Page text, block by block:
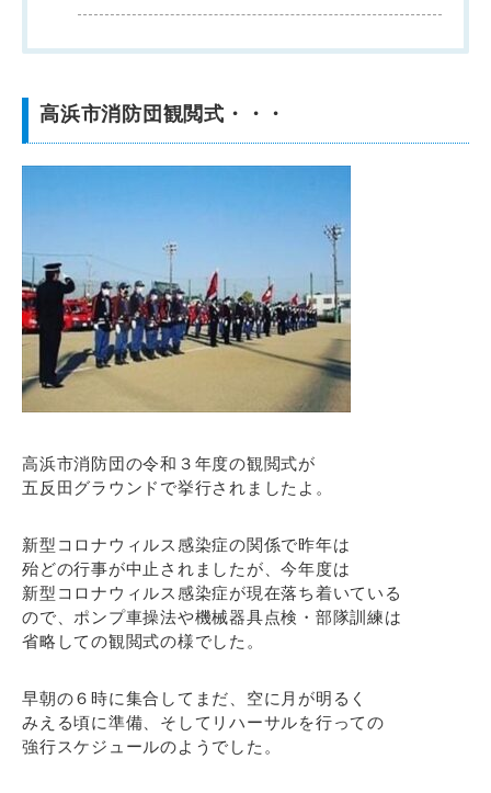
高浜市消防団観閲式・・・
高浜市消防団の令和３年度の観閲式が
五反田グラウンドで挙行されましたよ。
新型コロナウィルス感染症の関係で昨年は
殆どの行事が中止されましたが、今年度は
新型コロナウィルス感染症が現在落ち着いている
ので、ポンプ車操法や機械器具点検・部隊訓練は
省略しての観閲式の様でした。
早朝の６時に集合してまだ、空に月が明るく
みえる頃に準備、そしてリハーサルを行っての
強行スケジュールのようでした。